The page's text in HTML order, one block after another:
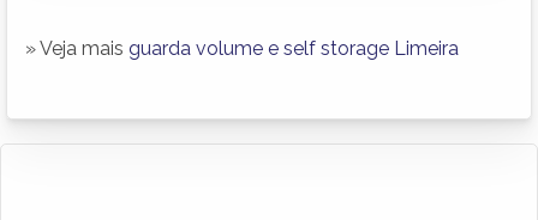
» Veja mais guarda volume e self storage Limeira